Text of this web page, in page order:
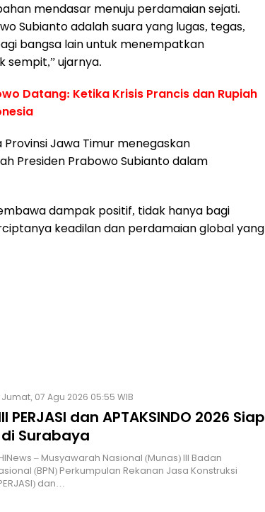
mendasar menuju perdamaian sejati.
Subianto adalah suara yang lugas, tegas,
bangsa lain untuk menempatkan
sempit,” ujarnya.
Datang: Ketika Krisis Prancis dan Rupiah
Provinsi Jawa Timur menegaskan
Presiden Prabowo Subianto dalam
dampak positif, tidak hanya bagi
keadilan dan perdamaian global yang
Jumat, 07 Agu 2026 05:55 WIB
PERJASI dan APTAKSINDO 2026 Siap
Surabaya
HINews – Musyawarah Nasional (Munas) III Badan
(BPN) Perkumpulan Rekanan Jasa Konstruksi
dan…